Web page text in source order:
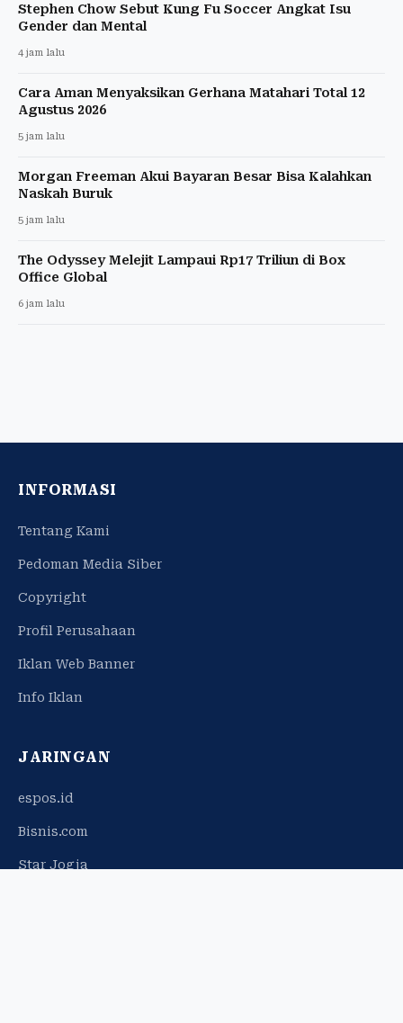
Stephen Chow Sebut Kung Fu Soccer Angkat Isu
Gender dan Mental
4 jam lalu
Cara Aman Menyaksikan Gerhana Matahari Total 12
Agustus 2026
5 jam lalu
Morgan Freeman Akui Bayaran Besar Bisa Kalahkan
Naskah Buruk
5 jam lalu
The Odyssey Melejit Lampaui Rp17 Triliun di Box
Office Global
6 jam lalu
INFORMASI
Tentang Kami
Pedoman Media Siber
Copyright
Profil Perusahaan
Iklan Web Banner
Info Iklan
JARINGAN
espos.id
Bisnis.com
Star Jogja